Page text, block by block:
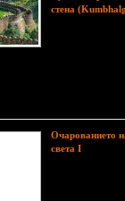
стена
Очарованието
света IНа